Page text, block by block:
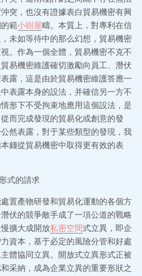
突，也沒有證據表白貿易機密有興
範小樹屋疇。本質上，對專利在信
未如等待中的那么幻想，貿易機密
。作為一個全體，貿易機密不克不
易機密維護確切激勵向員工、潛伏
露，這是由於貿易機密維護答應一
表露本身的設法，并確信另一方不
形下不受拘束地應用這個設法，是
而完成發現的貿易化或創意的發
然表露，對于某些類型的發現，我
錢從貿易機密中取得更有效的表
式的請求
置產物研發和貿易化運動的各個方
伏的競爭敵手成了一項公道的戰略
擴大成開放私密空間式立異，即企
資本，基于必定的風險分管和好處
體協同立異。開放式立異形式正被
采納，成為企業立異的重要形狀之